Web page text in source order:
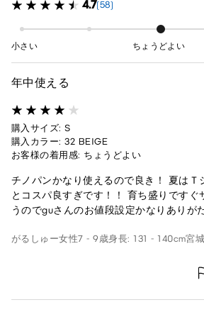
4.7(58)
小さい ちょうどよい
年中使える
購入サイズ: S
購入カラー: 32 BEIGE
お客様の着用感: ちょうどよい
チノパンかなり使えるので良き！ 夏はＴ
とコスパ良すぎです！！ 育ち盛りですぐ
うのでguさんのお値段設定かなりありが
がるしゅー女性7 - 9歳身長: 131 - 140cm宮